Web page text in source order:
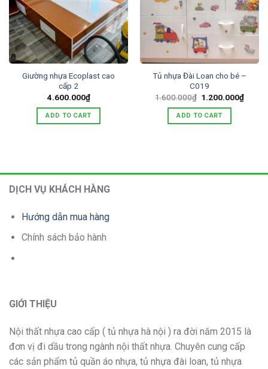
Giường nhựa Ecoplast cao
cấp 2
4.600.000₫
ADD TO CART
Tủ nhựa Đài Loan cho bé –
C019
1.600.000₫ Original
was:
1.600.000₫.
1.200.000₫
ADD TO CART
DỊCH VỤ KHÁCH HÀNG
Hướng dẫn mua hàng
Chính sách bảo hành
GIỚI THIỆU
Nội thất nhựa cao cấp ( tủ nhựa hà nội ) ra đời năm 2015 là
đơn vị đi dầu trong ngành nội thất nhựa. Chuyên cung cấp
các sản phẩm tủ quần áo nhựa, tủ nhựa đài loan, tủ nhựa